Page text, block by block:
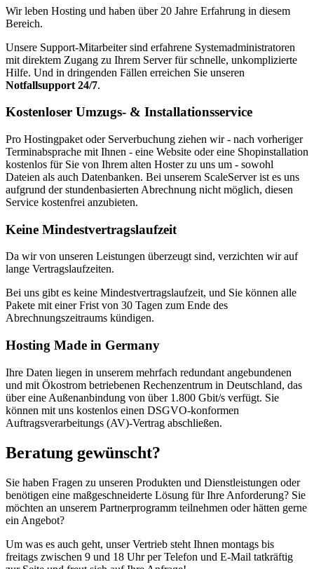
Wir leben Hosting und haben über 20 Jahre Erfahrung in diesem
Bereich.
Unsere Support-Mitarbeiter sind erfahrene Systemadministratoren
mit direktem Zugang zu Ihrem Server für schnelle, unkomplizierte
Hilfe. Und in dringenden Fällen erreichen Sie unseren
Notfallsupport 24/7.
Kostenloser Umzugs- & Installationsservice
Pro Hostingpaket oder Serverbuchung ziehen wir - nach vorheriger
Terminabsprache mit Ihnen - eine Website oder eine Shopinstallation
kostenlos für Sie von Ihrem alten Hoster zu uns um - sowohl
Dateien als auch Datenbanken. Bei unserem ScaleServer ist es uns
aufgrund der stundenbasierten Abrechnung nicht möglich, diesen
Service kostenfrei anzubieten.
Keine Mindestvertragslaufzeit
Da wir von unseren Leistungen überzeugt sind, verzichten wir auf
lange Vertragslaufzeiten.
Bei uns gibt es keine Mindestvertragslaufzeit, und Sie können alle
Pakete mit einer Frist von 30 Tagen zum Ende des
Abrechnungszeitraums kündigen.
Hosting Made in Germany
Ihre Daten liegen in unserem mehrfach redundant angebundenen
und mit Ökostrom betriebenen Rechenzentrum in Deutschland, das
über eine Außenanbindung von über 1.800 Gbit/s verfügt. Sie
können mit uns kostenlos einen DSGVO-konformen
Auftragsverarbeitungs (AV)-Vertrag abschließen.
Beratung gewünscht?
Sie haben Fragen zu unseren Produkten und Dienstleistungen oder
benötigen eine maßgeschneiderte Lösung für Ihre Anforderung? Sie
möchten an unserem Partnerprogramm teilnehmen oder hätten gerne
ein Angebot?
Um was es auch geht, unser Vertrieb steht Ihnen montags bis
freitags zwischen 9 und 18 Uhr per Telefon und E-Mail tatkräftig